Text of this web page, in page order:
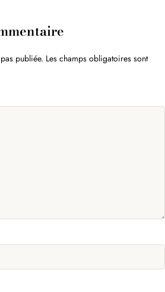
publiée. Les champs obligatoires sont